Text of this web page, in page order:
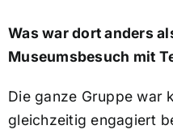
Was war dort anders
Museumsbesuch mit
Die ganze Gruppe war
gleichzeitig engagiert